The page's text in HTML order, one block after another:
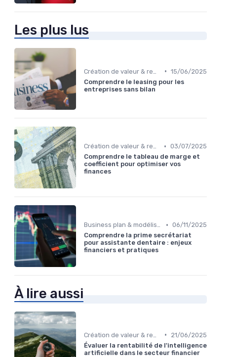
Les plus lus
• 15/06/2025
Comprendre le leasing pour les
entreprises sans bilan
Création de valeur & rentabilité • 03/07/2025
Comprendre le tableau de marge et
coefficient pour optimiser vos
finances
Business plan & modélisation financière • 06/11/2025
Comprendre la prime secrétariat
pour assistante dentaire : enjeux
financiers et pratiques
À lire aussi
•
21/06/2025
Évaluer la rentabilité de l'intelligence
artificielle dans le secteur financier